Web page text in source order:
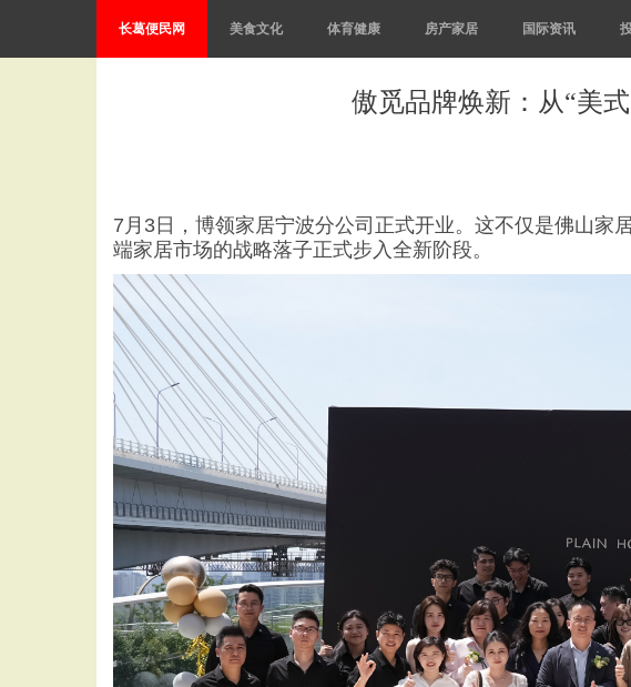
长葛便民网 美食文化 体育健康 房产家居 国际资讯
傲觅品牌焕新：从“美
7月3日，博领家居宁波分公司正式开业。这不仅是佛山家
端家居市场的战略落子正式步入全新阶段。